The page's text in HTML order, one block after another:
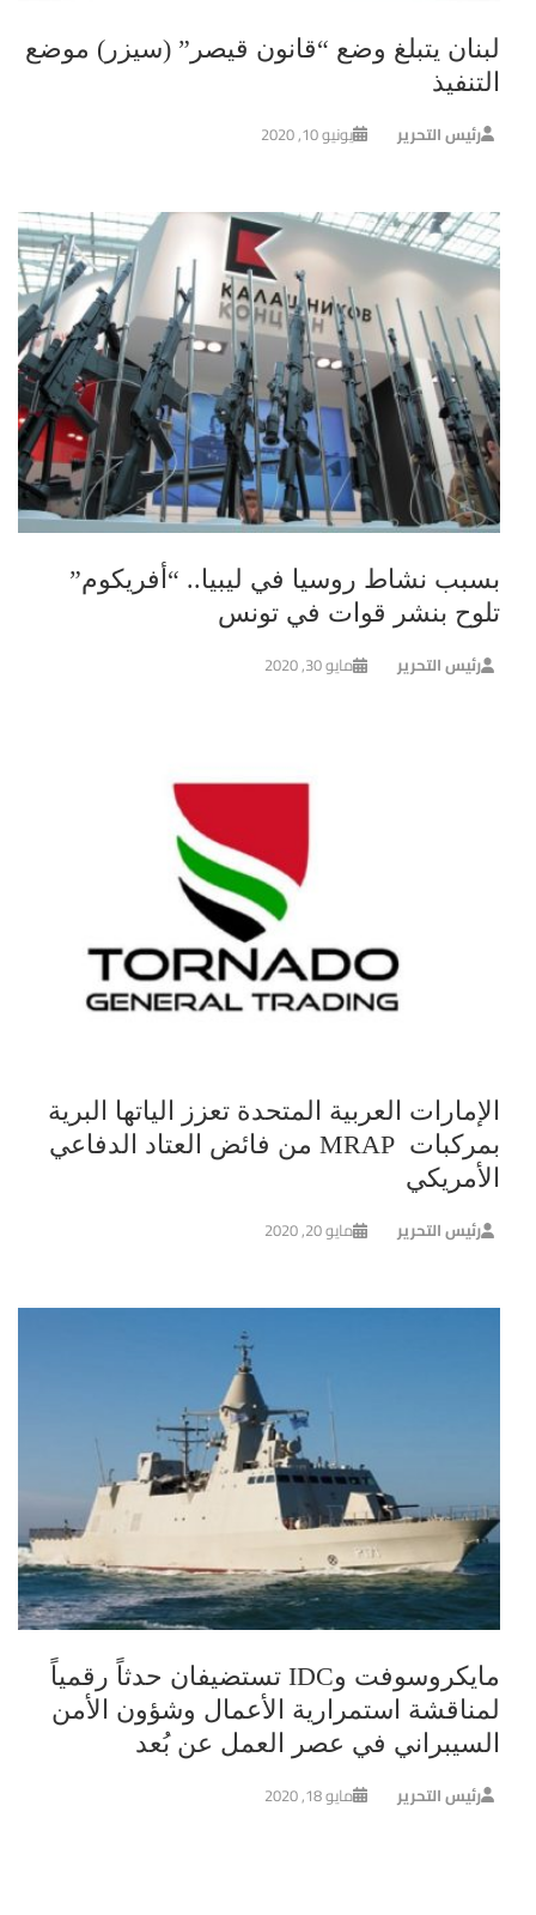
لبنان يتبلغ وضع “قانون قيصر” (سيزر) موضع
التنفيذ
رئيس التحرير يونيو 10, 2020
بسبب نشاط روسيا في ليبيا.. “أفريكوم”
تلوح بنشر قوات في تونس
رئيس التحرير مايو 30, 2020
الإمارات العربية المتحدة تعزز الياتها البرية
بمركبات MRAP من فائض العتاد الدفاعي
الأمريكي
رئيس التحرير مايو 20, 2020
مايكروسوفت وIDC تستضيفان حدثاً رقمياً
لمناقشة استمرارية الأعمال وشؤون الأمن
السيبراني في عصر العمل عن بُعد
رئيس التحرير مايو 18, 2020